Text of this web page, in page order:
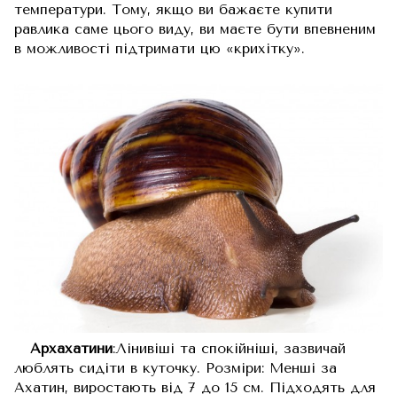
температури. Тому, якщо ви бажаєте купити
равлика саме цього виду, ви маєте бути впевненим
в можливості підтримати цю «крихітку».
Архахатини:Лінивіші та спокійніші, зазвичай
люблять сидіти в куточку. Розміри: Менші за
Ахатин, виростають від 7 до 15 см. Підходять для